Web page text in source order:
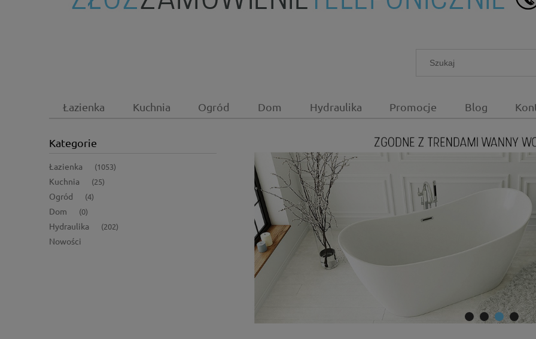
Łazienka Kuchnia Ogród Dom Hydraulika Promocje Blog
Kategorie
Łazienka (1053)
Kuchnia (25)
Ogród (4)
Dom (0)
Hydraulika (202)
Nowości